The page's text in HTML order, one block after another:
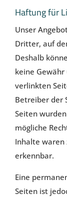
Haftung für
Unser
Dritter, auf
Deshalb
keine
verlinkten
Betreiber der
Seiten
mögliche
Inhalte waren
erkennbar.
Eine
Seiten ist